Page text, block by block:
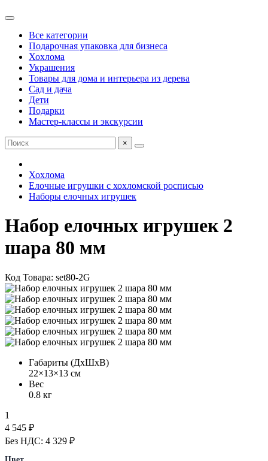
Все категории
Подарочная упаковка для бизнеса
Хохлома
Украшения
Товары для дома и интерьера из дерева
Сад и дача
Дети
Подарки
Мастер-классы и экскурсии
×
Хохлома
Елочные игрушки с хохломской росписью
Наборы елочных игрушек
Набор елочных игрушек 2
шара 80 мм
Код Товара: set80-2G
Габариты (ДхШхВ)
22×13×13 см
Вес
0.8 кг
1
4 545 ₽
Без НДС: 4 329 ₽